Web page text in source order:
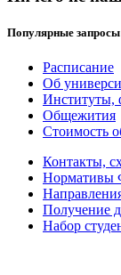
Популярные запросы
Расписание
Об
Институты,
Общежития
Стоимость
Контакты,
Получение
Набор